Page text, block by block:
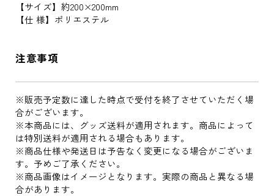
【サイズ】約200×200mm
【仕 様】ポリエステル
注意事項
※販売予定数に達した時点で受付を終了させていただく場
合がございます。
※本商品には、グッズ送料が適用されます。商品によって
は特別送料が適用される場合もあります。
※商品仕様や発送日は予告なく変更になる場合がございま
す。予めご了承ください。
※商品画像はイメージとなります。実際の商品と異なる場
合があります。